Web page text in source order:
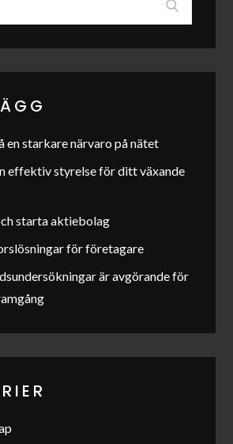
en starkare närvaro på nätet
effektiv styrelse för ditt växande
starta aktiebolag
för företagare
är avgörande för